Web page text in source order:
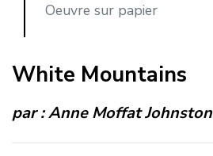
Oeuvre sur papier
White Mountains
par :Anne Moffat Johnston